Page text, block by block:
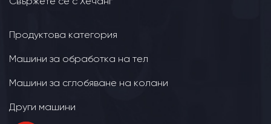
Продуктова категория
Машини за обработка на тел
Машини за сглобяване на колани
Други машини